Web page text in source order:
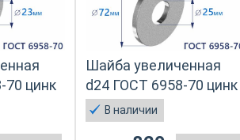
70 цинк
Шайба увеличенная
d24 ГОСТ 6958-70 цинк
В наличии